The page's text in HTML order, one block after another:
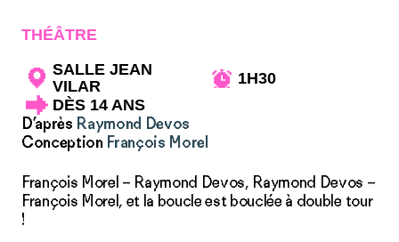
THÉÂTRE
SALLE JEAN
VILAR
1H30
DÈS 14 ANS
D’après Raymond Devos
Conception François Morel
François Morel – Raymond Devos, Raymond Devos –
François Morel, et la boucle est bouclée à double tour
!